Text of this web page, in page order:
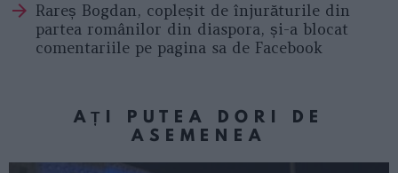
Rareș Bogdan, copleșit de înjurăturile din
partea românilor din diaspora, și-a blocat
comentariile pe pagina sa de Facebook
AȚI PUTEA DORI DE
ASEMENEA